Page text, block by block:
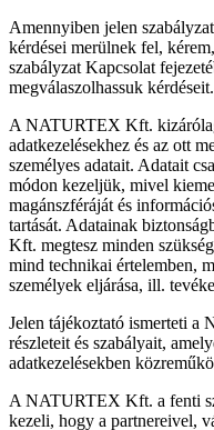
Amennyiben jelen
kérdései merülnek fel,
szabályzat Kapcsolat
megválaszolhassuk kérdéseit.
A NATURTEX Kft.
adatkezelésekhez és az ott
személyes adatait. Adatait
módon kezeljük, mivel
magánszféráját és
tartását. Adatainak
Kft. megtesz minden
mind technikai értelemben,
személyek eljárása, ill.
Jelen tájékoztató ismerteti
részleteit és szabályait,
adatkezelésekben
A NATURTEX Kft. a fenti
kezeli, hogy a partnereivel,